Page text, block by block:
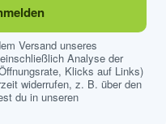
Versand unseres
Analyse der
Klicks auf Links)
widerrufen, z. B. über den
du in unseren